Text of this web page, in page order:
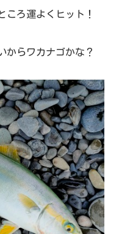
ころ運よくヒット！
からワカナゴかな？